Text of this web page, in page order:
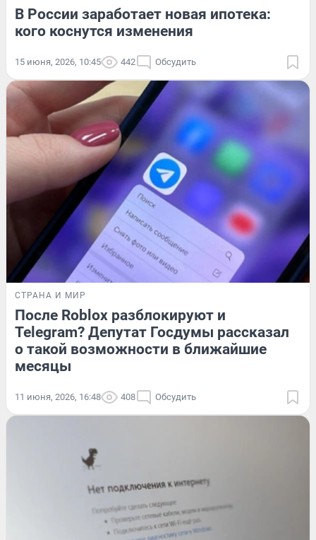
В России заработает новая ипотека:
кого коснутся изменения
15 июня, 2026, 10:45 442 Обсудить
СТРАНА И МИР
После Roblox разблокируют и
Telegram? Депутат Госдумы рассказал
о такой возможности в ближайшие
месяцы
11 июня, 2026, 16:48 408 Обсудить